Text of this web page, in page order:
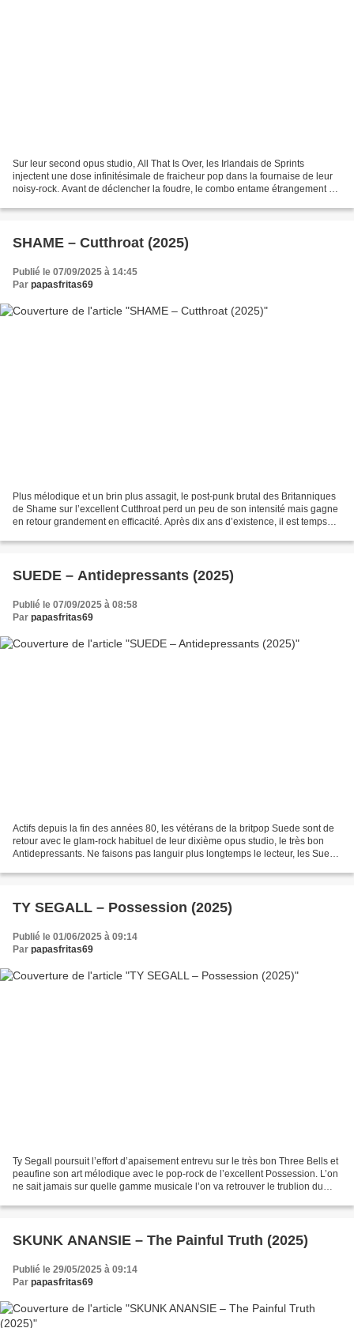
Sur leur second opus studio, All That Is Over, les Irlandais de Sprints
injectent une dose infinitésimale de fraicheur pop dans la fournaise de leur
noisy-rock. Avant de déclencher la foudre, le combo entame étrangement ce
SHAME – Cutthroat (2025)
Publié le 07/09/2025 à 14:45
Par papasfritas69
Plus mélodique et un brin plus assagit, le post-punk brutal des Britanniques
de Shame sur l’excellent Cutthroat perd un peu de son intensité mais gagne
en retour grandement en efficacité. Après dix ans d’existence, il est temps
SUEDE – Antidepressants (2025)
Publié le 07/09/2025 à 08:58
Par papasfritas69
Actifs depuis la fin des années 80, les vétérans de la britpop Suede sont de
retour avec le glam-rock habituel de leur dixième opus studio, le très bon
Antidepressants. Ne faisons pas languir plus longtemps le lecteur, les Suede
TY SEGALL – Possession (2025)
Publié le 01/06/2025 à 09:14
Par papasfritas69
Ty Segall poursuit l’effort d’apaisement entrevu sur le très bon Three Bells et
peaufine son art mélodique avec le pop-rock de l’excellent Possession. L’on
ne sait jamais sur quelle gamme musicale l’on va retrouver le trublion du
SKUNK ANANSIE – The Painful Truth (2025)
Publié le 29/05/2025 à 09:14
Par papasfritas69